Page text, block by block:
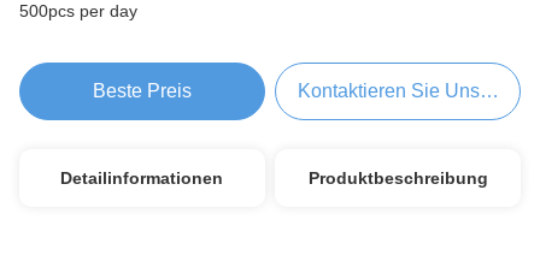
500pcs per day
Beste Preis Kontaktieren Sie Uns Jetzt
Detailinformationen Produktbeschreibung